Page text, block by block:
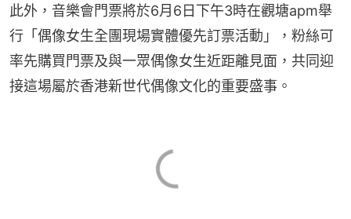
此外，音樂會門票將於6月6日下午3時在觀塘apm舉
行「偶像女生全團現場實體優先訂票活動」，粉絲可
率先購買門票及與一眾偶像女生近距離見面，共同迎
接這場屬於香港新世代偶像文化的重要盛事。